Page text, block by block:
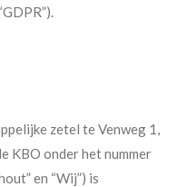
zetel te Venweg 1,
KBO onder het nummer
en “Wij”) is